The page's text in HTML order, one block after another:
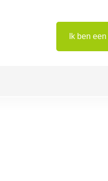
Ik ben een